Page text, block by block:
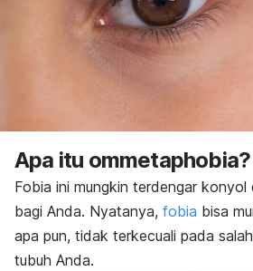
Apa itu ommetaphobia?
Fobia ini mungkin terdengar
bagi Anda. Nyatanya, fobia bisa
apa pun, tidak terkecuali pada
tubuh Anda.